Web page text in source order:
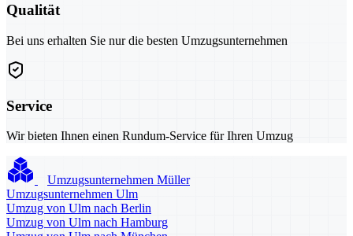
Qualität
Bei uns erhalten Sie nur die besten Umzugsunternehmen
Service
Wir bieten Ihnen einen Rundum-Service für Ihren Umzug
Umzugsunternehmen Müller
Umzugsunternehmen Ulm
Umzug von Ulm nach Berlin
Umzug von Ulm nach Hamburg